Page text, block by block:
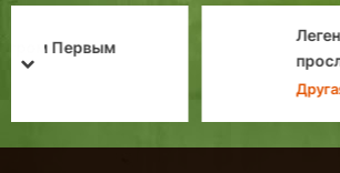
Легендарный линкор
prev
next